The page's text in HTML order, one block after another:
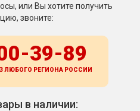
или Вы хотите получить
звоните:
39-89
ЛЮБОГО РЕГИОНА РОССИИ
в наличии: